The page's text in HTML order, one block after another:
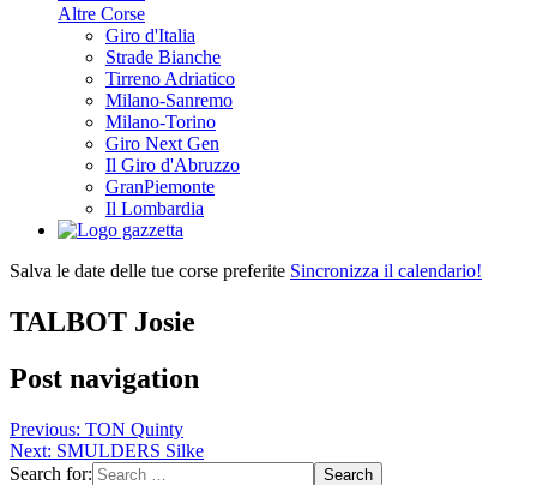
Altre Corse
Giro d'Italia
Strade Bianche
Tirreno Adriatico
Milano-Sanremo
Milano-Torino
Giro Next Gen
Il Giro d'Abruzzo
GranPiemonte
Il Lombardia
Salva le date delle tue corse preferite Sincronizza il calendario!
TALBOT Josie
Post navigation
Previous: TON Quinty
Next: SMULDERS Silke
Search for: